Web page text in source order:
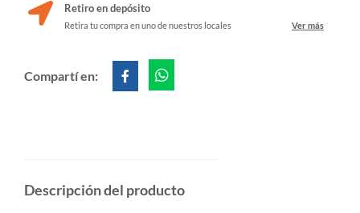
Retiro en depósito
Retira tu compra en uno de nuestros locales Ver más
Compartí en:
Descripción del producto